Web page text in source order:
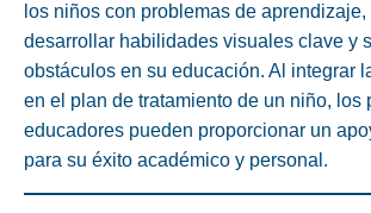
los niños con problemas de
desarrollar habilidades visuales clave y
obstáculos en su educación. Al integrar
en el plan de tratamiento de un niño, los
educadores pueden proporcionar un
para su éxito académico y personal.